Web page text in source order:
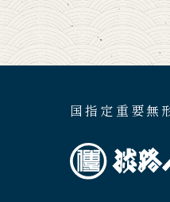
国指定重要無